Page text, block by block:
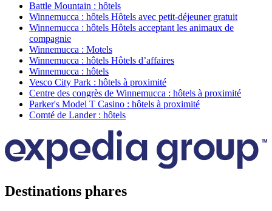
Battle Mountain : hôtels
Winnemucca : hôtels Hôtels avec petit-déjeuner gratuit
Winnemucca : hôtels Hôtels acceptant les animaux de
compagnie
Winnemucca : Motels
Winnemucca : hôtels Hôtels d’affaires
Winnemucca : hôtels
Vesco City Park : hôtels à proximité
Centre des congrès de Winnemucca : hôtels à proximité
Parker's Model T Casino : hôtels à proximité
Comté de Lander : hôtels
Destinations phares